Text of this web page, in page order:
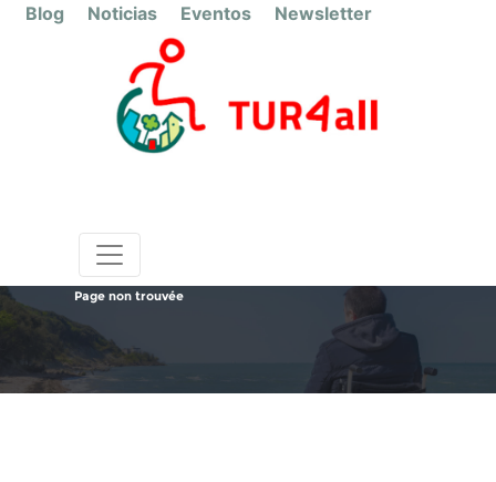
Blog Noticias Eventos Newsletter
Page non trouvée